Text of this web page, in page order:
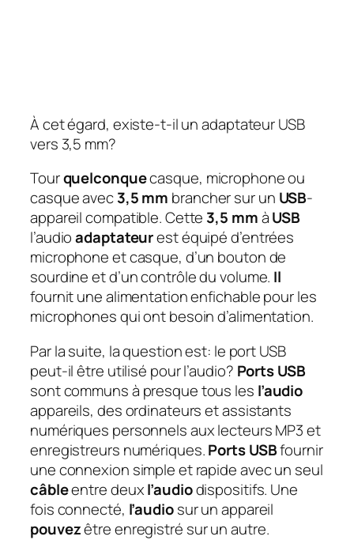
À cet égard, existe-t-il un adaptateur USB
vers 3,5 mm?
Tourquelconquecasque, microphone ou
casque avec3,5 mm brancher sur un USB-
appareil compatible. Cette 3,5 mmàUSB
l’audioadaptateurest équipé d’entrées
microphone et casque, d’un bouton de
sourdine et d’un contrôle du volume. Il
fournit une alimentation enfichable pour les
microphones qui ont besoin d’alimentation.
Par la suite, la question est: le port USB
peut-il être utilisé pour l’audio? Ports USB
sont communs à presque tous les l’audio
appareils, des ordinateurs et assistants
numériques personnels aux lecteurs MP3 et
enregistreurs numériques.Ports USBfournir
une connexion simple et rapide avec un seul
câbleentre deuxl’audiodispositifs. Une
fois connecté, l’audiosur un appareil
pouvezêtre enregistré sur un autre.